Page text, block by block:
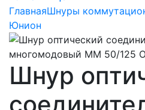
ГлавнаяШнуры
Юнион
Шнур